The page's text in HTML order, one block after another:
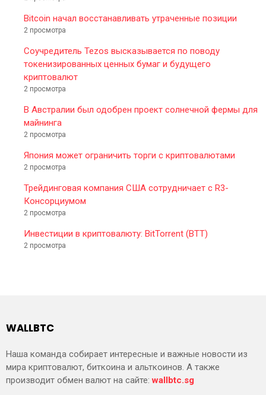
Bitcoin начал восстанавливать утраченные позиции
2 просмотра
Соучредитель Tezos высказывается по поводу
токенизированных ценных бумаг и будущего
криптовалют
2 просмотра
В Австралии был одобрен проект солнечной фермы для
майнинга
2 просмотра
Япония может ограничить торги с криптовалютами
2 просмотра
Трейдинговая компания США сотрудничает с R3-
Консорциумом
2 просмотра
Инвестиции в криптовалюту: BitTorrent (BTT)
2 просмотра
WALLBTC
Наша команда собирает интересные и важные новости из
мира криптовалют, биткоина и альткоинов. А также
производит обмен валют на сайте:wallbtc.sg